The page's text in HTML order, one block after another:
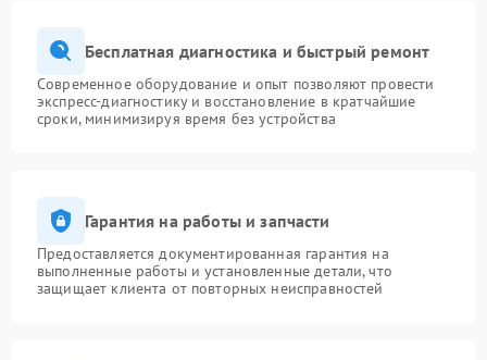
Бесплатная диагностика и быстрый ремонт
Современное оборудование и опыт позволяют провести
экспресс-диагностику и восстановление в кратчайшие
сроки, минимизируя время без устройства
Гарантия на работы и запчасти
Предоставляется документированная гарантия на
выполненные работы и установленные детали, что
защищает клиента от повторных неисправностей